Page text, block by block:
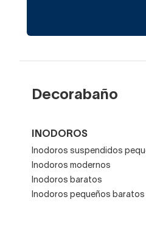
Decorabaño
INODOROS
Inodoros suspendidos
Inodoros modernos
Inodoros baratos
Inodoros pequeños baratos